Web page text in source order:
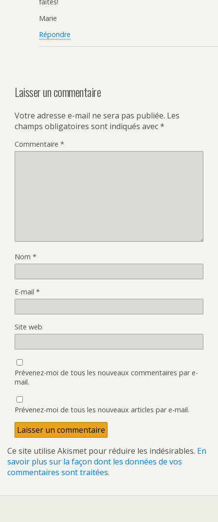
faites!
Marie
Répondre
Laisser un commentaire
Votre adresse e-mail ne sera pas publiée. Les
champs obligatoires sont indiqués avec*
Commentaire *
Nom *
E-mail *
Site web
Prévenez-moi de tous les nouveaux commentaires par e-
mail.
Prévenez-moi de tous les nouveaux articles par e-mail.
Ce site utilise Akismet pour réduire les indésirables. En
savoir plus sur la façon dont les données de vos
commentaires sont traitées.